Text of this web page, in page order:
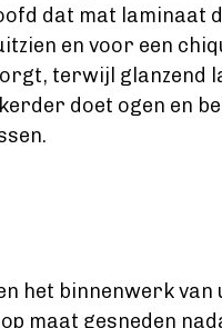
dat mat laminaat
en voor een
terwijl glanzend
doet ogen en
het binnenwerk van
maat gesneden